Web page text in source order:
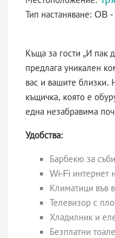
Тип настаняване:OB -
Къща за гости „И пак
предлага уникален
вас и вашите близки.
къщичка, която е
една незабравима
Удобства:
Барбекю за
Wi-Fi интернет
Климатици във
Телевизор с
Хладилник и
Безплатни